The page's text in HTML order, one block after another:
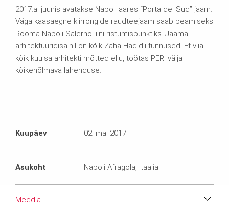
2017.a. juunis avatakse Napoli ääres “Porta del Sud” jaam.
Väga kaasaegne kiirrongide raudteejaam saab peamiseks
Rooma-Napoli-Salerno liini ristumispunktiks. Jaama
arhitektuuridisainil on kõik Zaha Hadid’i tunnused. Et viia
kõik kuulsa arhitekti mõtted ellu, töötas PERI välja
kõikehõlmava lahenduse.
Kuupäev 02. mai 2017
Asukoht Napoli Afragola, Itaalia
Meedia